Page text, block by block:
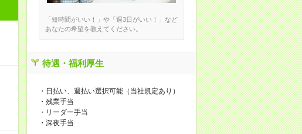
「短時間がいい！」や「週3日がいい！」など
あなたの希望を教えてください。
待遇・福利厚生
・日払い、週払い選択可能（当社規定あり）
・残業手当
・リーダー手当
・深夜手当